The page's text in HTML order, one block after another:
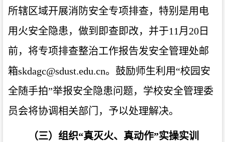
所辖区域开展消防安全专项排查，特别是用电
用火安全隐患，做到即查即改，并于11 月 20 日
前，将专项排查整治工作报告发安全管理处邮
箱skdagc@sdust.edu.cn。鼓励师生利用“校园安
全随手拍”举报安全隐患问题，学校安全管理委
员会将协调相关部门，予以处理解决。
（三）组织“真灭火、真动作”实操实训